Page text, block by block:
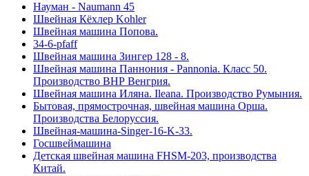
Науман - Naumann 45
Швейная Кёхлер Kohler
Швейная машина Попова.
34-6-pfaff
Швейная машина Зингер 128 - 8.
Швейная машина Паннония - Pannonia. Класс 50.
Производство ВНР Венгрия.
Швейная машина Иляна. Ileana. Производство Румыния.
Бытовая, прямострочная, швейная машина Орша.
Производства Белоруссия.
Швейная-машина-Singer-16-K-33.
Госшвеймашина
Детская швейная машина FHSM-203, производства
Китай.